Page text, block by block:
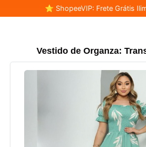
⭐ ShopeeVIP: Frete Grátis
Vestido de Organza: